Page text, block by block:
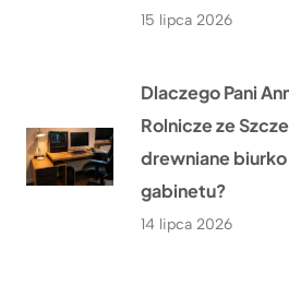
15 lipca 2026
Dlaczego Pani
Rolnicze ze
drewniane
gabinetu?
14 lipca 2026